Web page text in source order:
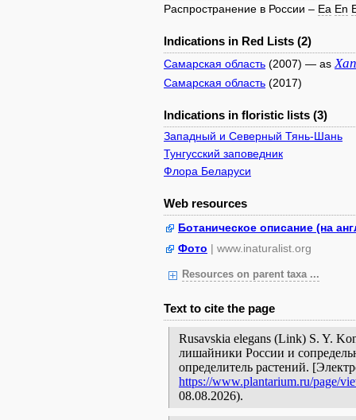
Распространение в России – Ea En
Indications in Red Lists (2)
Самарская область (2007) — as
Самарская область (2017)
Indications in floristic lists (3)
Западный и Северный Тянь-Шань
Тунгусский заповедник
Флора Беларуси
Web resources
Ботаническое описание (на
Фото | www.inaturalist.org
Resources on parent taxa ...
Text to cite the page
Rusavskia elegans (Link) S. Y.
лишайники России и
определитель растений.
https://www.plantarium.ru/page/
08.08.2026).